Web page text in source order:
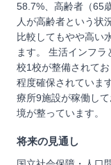
58.7%、高齢者（65
人が高齢者という状
比較してもやや高い
ます。 生活インフ
校1校が整備されて
程度確保されていま
療所9施設が稼働し
境が整っています。
将来の見通し